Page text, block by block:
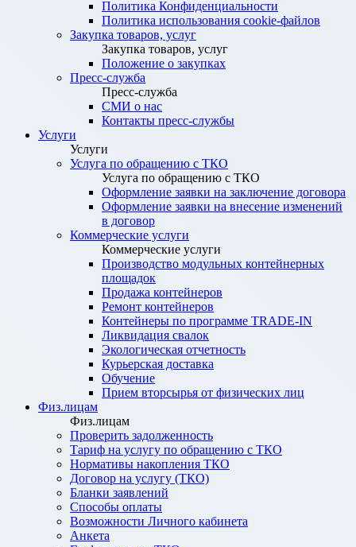
Политика Конфиденциальности
Политика использования cookie-файлов
Закупка товаров, услуг
Закупка товаров, услуг
Положение о закупках
Пресс-служба
Пресс-служба
СМИ о нас
Контакты пресс-службы
Услуги
Услуги
Услуга по обращению с ТКО
Услуга по обращению с ТКО
Оформление заявки на заключение договора
Оформление заявки на внесение изменений
в договор
Коммерческие услуги
Коммерческие услуги
Производство модульных контейнерных
площадок
Продажа контейнеров
Ремонт контейнеров
Контейнеры по программе TRADE-IN
Ликвидация свалок
Экологическая отчетность
Курьерская доставка
Обучение
Прием вторсырья от физических лиц
Физ.лицам
Физ.лицам
Проверить задолженность
Тариф на услугу по обращению с ТКО
Нормативы накопления ТКО
Договор на услугу (ТКО)
Бланки заявлений
Способы оплаты
Возможности Личного кабинета
Анкета